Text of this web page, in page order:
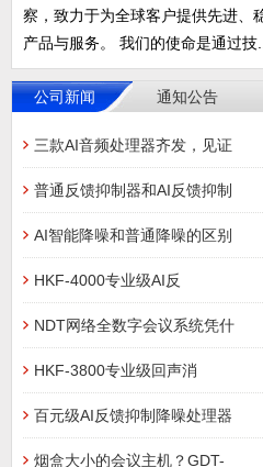
察，致力于为全球客户提供先进、
产品与服务。 我们的使命是通过技...
公司新闻 通知公告
三款AI音频处理器齐发，见证
普通反馈抑制器和AI反馈抑制
AI智能降噪和普通降噪的区别
HKF-4000专业级AI反
NDT网络全数字会议系统凭什
HKF-3800专业级回声消
百元级AI反馈抑制降噪处理器
烟盒大小的会议主机？GDT-